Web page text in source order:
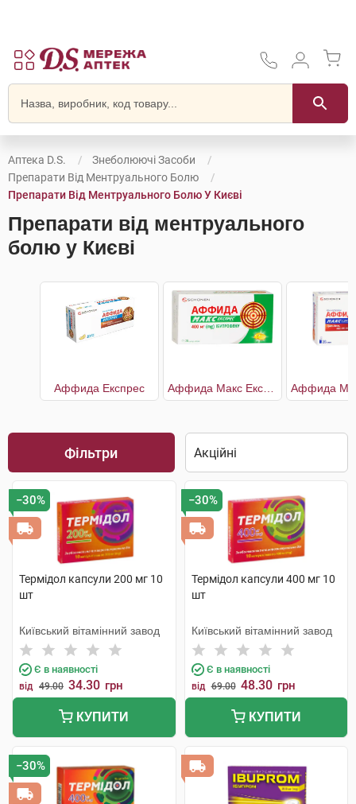
Аптека D.S.
Знеболюючі Засоби
Препарати Від Ментруального Болю
Препарати Від Ментруального Болю У Києві
Препарати від ментруального
болю у Києві
Аффида Експрес
Фільтри
−30%
Термідол капсули 200 мг 10
шт
Київський вітамінний завод
Є в наявності
від 49.00 34.30 грн
КУПИТИ
−30%
Термідол капсули 400 мг 10
шт
Київський вітамінний завод
Є в наявності
від 69.00 48.30 грн
КУПИТИ
−30%